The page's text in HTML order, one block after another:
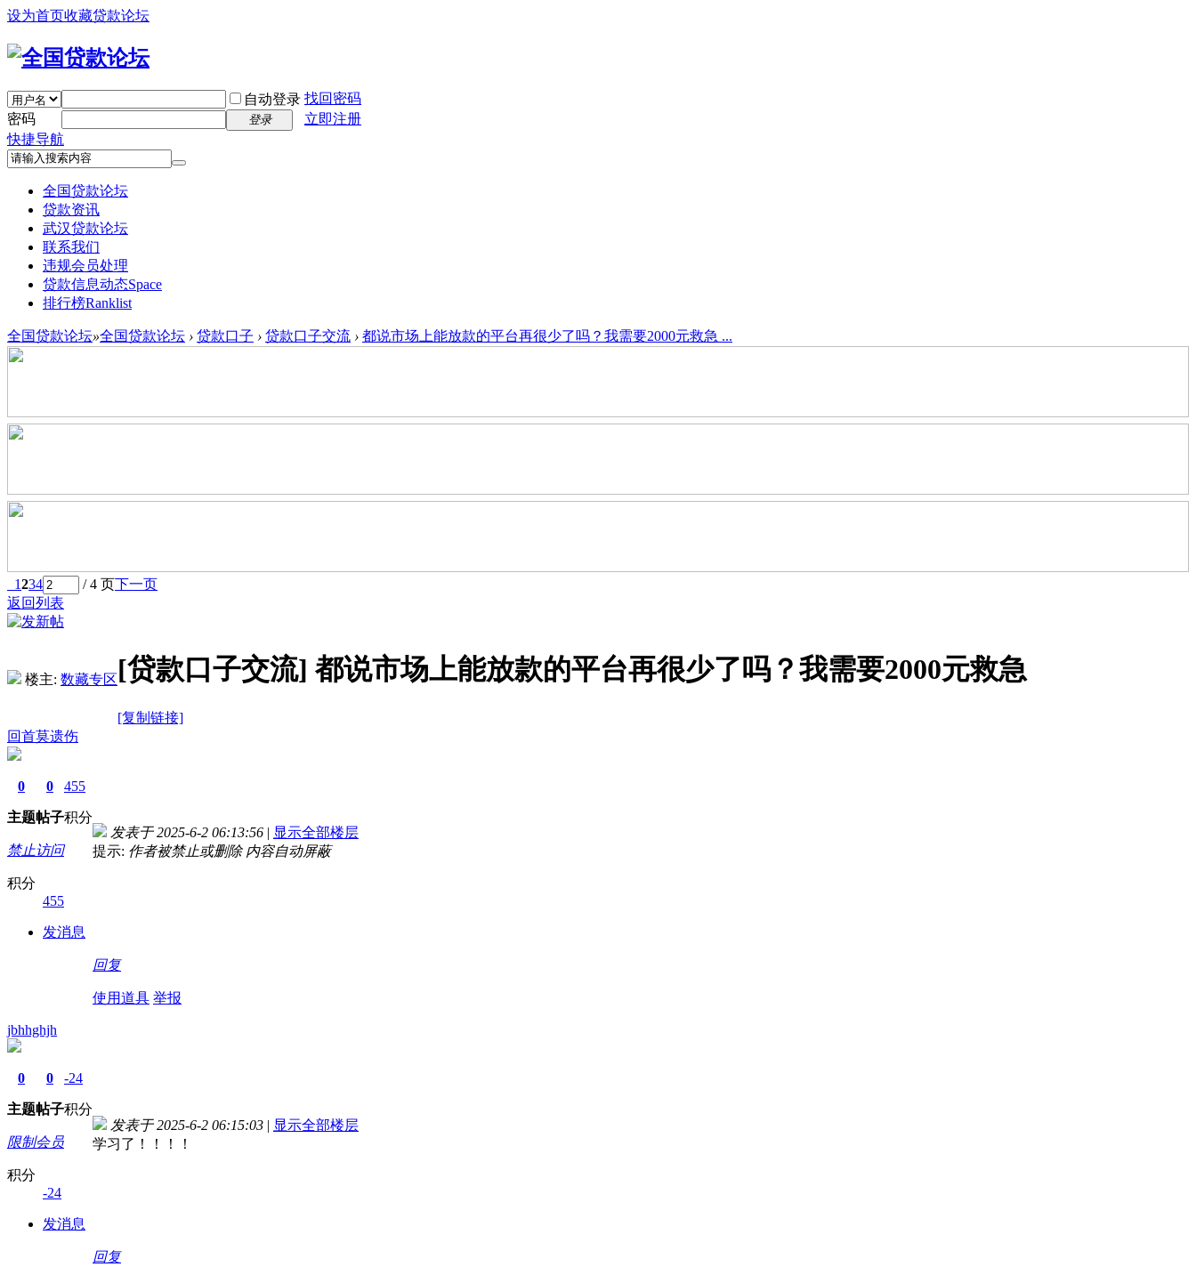
设为首页收藏贷款论坛
自动登录 找回密码
密码
登录
立即注册
快捷导航
全国贷款论坛
贷款资讯
武汉贷款论坛
联系我们
违规会员处理
贷款信息动态Space
排行榜Ranklist
全国贷款论坛»全国贷款论坛 › 贷款口子 › 贷款口子交流 › 都说市场上能放款的平台再很少了吗？我需要2000元救急 ...
1234 / 4 页下一页
返回列表
楼主: 数藏专区[贷款口子交流] 都说市场上能放款的平台再很少了吗？我需要2000元救急
[复制链接]
回首莫遗伤
0
主题
0
帖子
455
积分
禁止访问
积分
455
发消息
发表于 2025-6-2 06:13:56 | 显示全部楼层
提示: 作者被禁止或删除 内容自动屏蔽
回复
使用道具 举报
jbhhghjh
0
主题
0
帖子
-24
积分
限制会员
积分
-24
发消息
发表于 2025-6-2 06:15:03 | 显示全部楼层
学习了！！！！
回复